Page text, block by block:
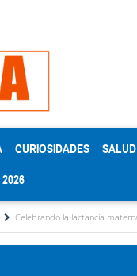
CURIOSIDADES SALUD
la lactancia materna: Un acto